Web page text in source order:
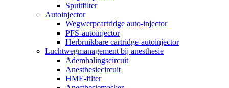
Spuitfilter
Autoinjector
Wegwerpcartridge auto-injector
PFS-autoinjector
Herbruikbare cartridge-autoinjector
Luchtwegmanagement bij anesthesie
Ademhalingscircuit
Anesthesiecircuit
HME-filter